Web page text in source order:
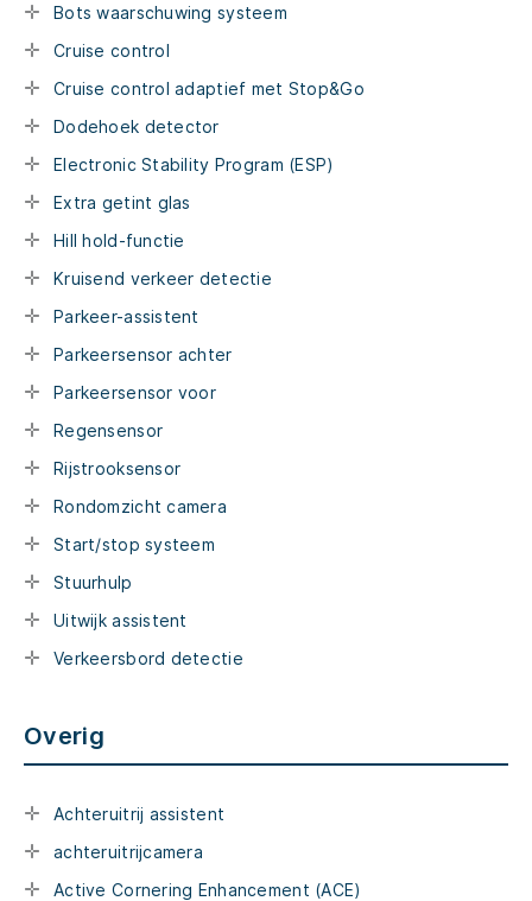
Bots waarschuwing systeem
Cruise control
Cruise control adaptief met Stop&Go
Dodehoek detector
Electronic Stability Program (ESP)
Extra getint glas
Hill hold-functie
Kruisend verkeer detectie
Parkeer-assistent
Parkeersensor achter
Parkeersensor voor
Regensensor
Rijstrooksensor
Rondomzicht camera
Start/stop systeem
Stuurhulp
Uitwijk assistent
Verkeersbord detectie
Overig
Achteruitrij assistent
achteruitrijcamera
Active Cornering Enhancement (ACE)